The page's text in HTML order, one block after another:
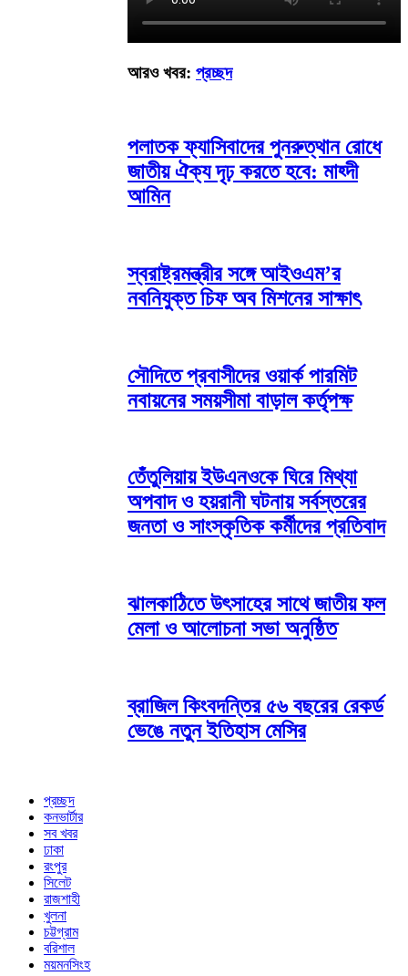
আরও খবর: প্রচ্ছদ
পলাতক ফ্যাসিবাদের পুনরুত্থান রোধে
জাতীয় ঐক্য দৃঢ় করতে হবে: মাহ্দী
আমিন
স্বরাষ্ট্রমন্ত্রীর সঙ্গে আইওএম’র
নবনিযুক্ত চিফ অব মিশনের সাক্ষাৎ
সৌদিতে প্রবাসীদের ওয়ার্ক পারমিট
নবায়নের সময়সীমা বাড়াল কর্তৃপক্ষ
তেঁতুলিয়ায় ইউএনওকে ঘিরে মিথ্যা
অপবাদ ও হয়রানী ঘটনায় সর্বস্তরের
জনতা ও সাংস্কৃতিক কর্মীদের প্রতিবাদ
ঝালকাঠিতে উৎসাহের সাথে জাতীয় ফল
মেলা ও আলোচনা সভা অনুষ্ঠিত
ব্রাজিল কিংবদন্তির ৫৬ বছরের রেকর্ড
ভেঙে নতুন ইতিহাস মেসির
প্রচ্ছদ
কনভার্টার
সব খবর
ঢাকা
রংপুর
সিলেট
রাজশাহী
খুলনা
চট্টগ্রাম
বরিশাল
ময়মনসিংহ